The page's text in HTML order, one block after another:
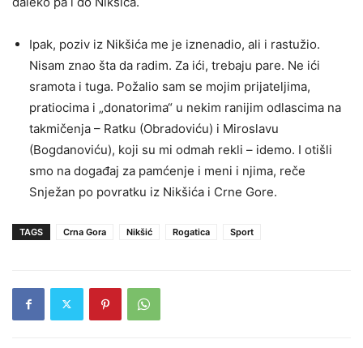
Ipak, poziv iz Nikšića me je iznenadio, ali i rastužio.
Nisam znao šta da radim. Za ići, trebaju pare. Ne ići
sramota i tuga. Požalio sam se mojim prijateljima,
pratiocima i „donatorima“ u nekim ranijim odlascima na
takmičenja – Ratku (Obradoviću) i Miroslavu
(Bogdanoviću), koji su mi odmah rekli – idemo. I otišli
smo na događaj za pamćenje i meni i njima, reče
Snježan po povratku iz Nikšića i Crne Gore.
TAGS Crna Gora Nikšić Rogatica Sport